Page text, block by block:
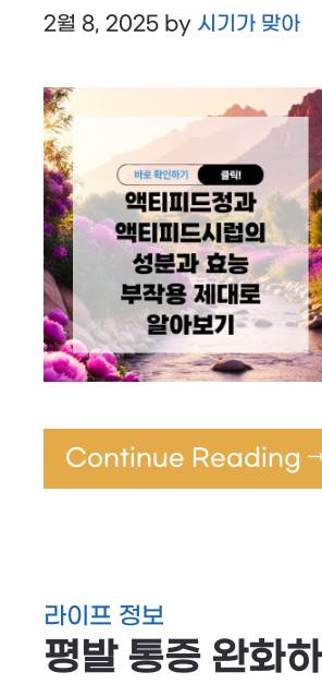
2월 8, 2025 by 시기가 맞아
Continue Reading
라이프 정보
평발 통증 완화